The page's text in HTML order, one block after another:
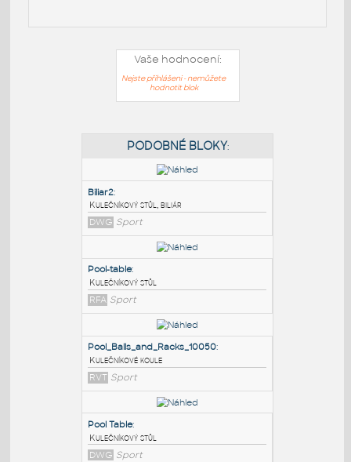
Vaše hodnocení:
Nejste přihlášeni - nemůžete
hodnotit blok
PODOBNÉ BLOKY
Biliar2:
Kulečníkový stůl, biliár
DWG Sport
Kulečníkový stůl
RFA Sport